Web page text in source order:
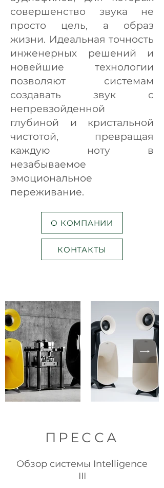
совершенство звука не
просто цель, а образ
жизни. Идеальная точность
инженерных решений и
новейшие технологии
позволяют системам
создавать звук с
непревзойденной
глубиной и кристальной
чистотой, превращая
каждую ноту в
незабываемое
эмоциональное
переживание.
О КОМПАНИИ
КОНТАКТЫ
ПРЕССА
Обзор системы Intelligence
III